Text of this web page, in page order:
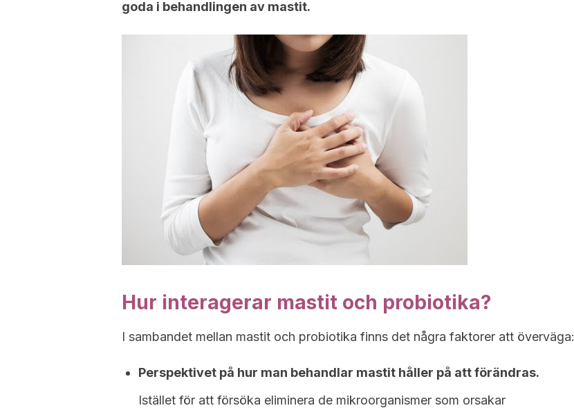
goda i behandlingen av mastit.
Hur interagerar mastit och probiotika?
I sambandet mellan mastit och probiotika finns det några faktorer att överväga:
Perspektivet på hur man behandlar mastit håller på att förändras.
Istället för att försöka eliminera de mikroorganismer som orsakar